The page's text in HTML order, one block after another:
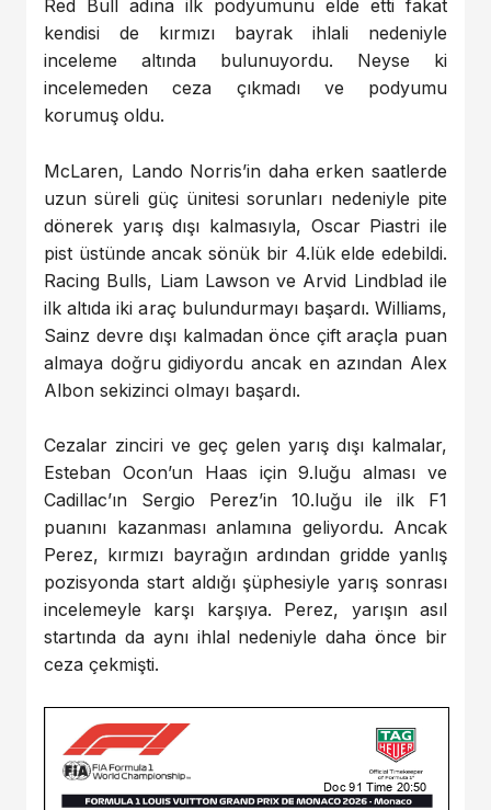
Red Bull adına ilk podyumunu elde etti fakat
kendisi de kırmızı bayrak ihlali nedeniyle
inceleme altında bulunuyordu. Neyse ki
incelemeden ceza çıkmadı ve podyumu
korumuş oldu.
McLaren, Lando Norris’in daha erken saatlerde
uzun süreli güç ünitesi sorunları nedeniyle pite
dönerek yarış dışı kalmasıyla, Oscar Piastri ile
pist üstünde ancak sönük bir 4.lük elde edebildi.
Racing Bulls, Liam Lawson ve Arvid Lindblad ile
ilk altıda iki araç bulundurmayı başardı. Williams,
Sainz devre dışı kalmadan önce çift araçla puan
almaya doğru gidiyordu ancak en azından Alex
Albon sekizinci olmayı başardı.
Cezalar zinciri ve geç gelen yarış dışı kalmalar,
Esteban Ocon’un Haas için 9.luğu alması ve
Cadillac’ın Sergio Perez’in 10.luğu ile ilk F1
puanını kazanması anlamına geliyordu. Ancak
Perez, kırmızı bayrağın ardından gridde yanlış
pozisyonda start aldığı şüphesiyle yarış sonrası
incelemeyle karşı karşıya. Perez, yarışın asıl
startında da aynı ihlal nedeniyle daha önce bir
ceza çekmişti.